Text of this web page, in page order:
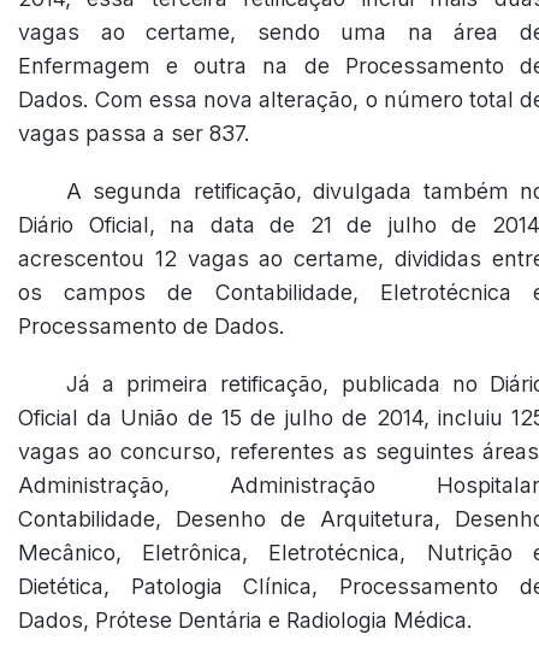
vagas ao certame, sendo uma na área
Enfermagem e outra na de Processamento
Dados. Com essa nova alteração, o número total
vagas passa a ser 837.
A segunda retificação, divulgada também
Diário Oficial, na data de 21 de julho de
acrescentou 12 vagas ao certame, divididas
os campos de Contabilidade, Eletrotécnica
Processamento de Dados.
Já a primeira retificação, publicada no
Oficial da União de 15 de julho de 2014, incluiu
vagas ao concurso, referentes as seguintes
Administração, Administração
Contabilidade, Desenho de Arquitetura,
Mecânico, Eletrônica, Eletrotécnica, Nutrição
Dietética, Patologia Clínica, Processamento
Dados, Prótese Dentária e Radiologia Médica.